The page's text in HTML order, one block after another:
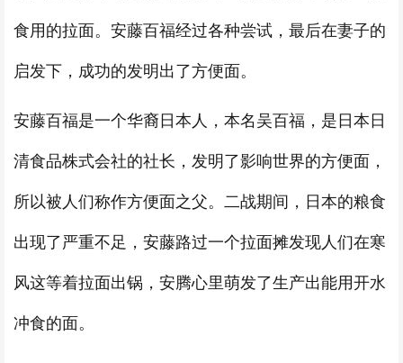
食用的拉面。安藤百福经过各种尝试，最后在妻子的
启发下，成功的发明出了方便面。
安藤百福是一个华裔日本人，本名吴百福，是日本日
清食品株式会社的社长，发明了影响世界的方便面，
所以被人们称作方便面之父。二战期间，日本的粮食
出现了严重不足，安藤路过一个拉面摊发现人们在寒
风这等着拉面出锅，安腾心里萌发了生产出能用开水
冲食的面。